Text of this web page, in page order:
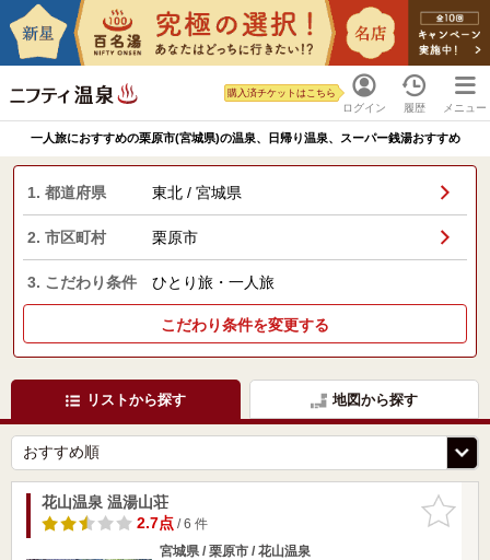
ログイン
購入済チケットはこちら
履歴 メニュー
一人旅におすすめの栗原市(宮城県)の温泉、日帰り温泉、スーパー銭湯おすすめ
1. 都道府県 東北 / 宮城県
2. 市区町村 栗原市
3. こだわり条件 ひとり旅・一人旅
こだわり条件を変更する
リストから探す 地図から探す
お気に入
りに追加
花山温泉 温湯山荘
2.7点/ 6 件
宮城県 / 栗原市 / 花山温泉